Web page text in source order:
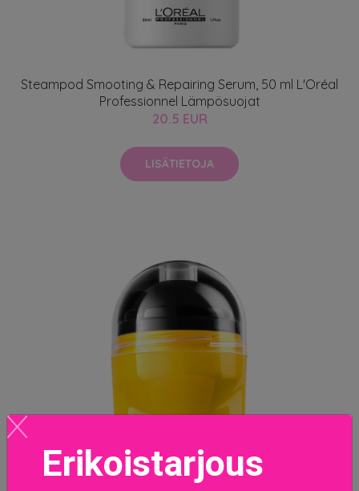
Steampod Smooting & Repairing Serum, 50 ml L'Oréal
Professionnel Lämpösuojat
20.5 EUR
LISÄTIETOJA
Erikoistarjous